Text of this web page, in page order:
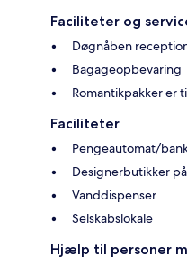
Faciliteter og
Døgnåben
Bagageopbevaring
Romantikpakker er
Faciliteter
Pengeautomat/
Designerbutikker
Vanddispenser
Selskabslokale
Hjælp til personer